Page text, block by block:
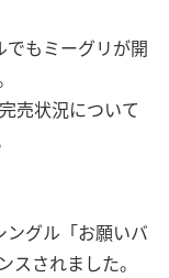
もミーグリが開
売状況について
グル「お願いバ
スされました。